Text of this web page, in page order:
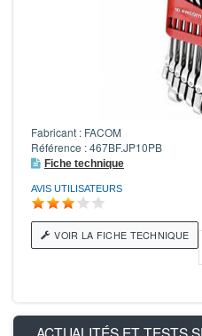
Fabricant : FACOM
Référence : 467BF.JP10PB
Fiche technique
AVIS UTILISATEURS
VOIR LA FICHE TECHNIQUE